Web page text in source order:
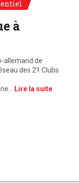
à
allemand de
des 21 Clubs
Lire la suite